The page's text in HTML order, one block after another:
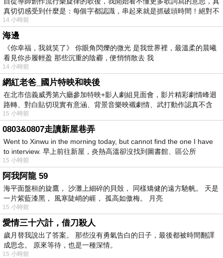
真切切感受到什麼是：每個字都認識，串起來就是抓破頭時間！絕對不
14 小時前
海邊
《你幸福，我就笑了》 你眼角閃爍的微光 是我世界裡，最溫柔的晨曦
看見你步履輕盈 那些沉重的陰霾，便悄悄散去 我
14 小時前
網紅老爸_國片特映和映後
在北市信義威秀第六廳參加特映+影人劇組見面會，影片精彩劇情峰迴
路轉、對白貼切現實有意涵、背景音樂映襯劇情、武打動作認真不含
糊、
15 小時前
0803&0807走讀新屋巷弄
Went to Xinwu in the morning today, but cannot find the one I have
to interview. 早上前往新屋，炎熱高溫卻沒找到圖書館、區公所
15 小時前
阿我阿龍 59
海平面盤桓的旋鷹， 沙灘上細碎的貝殼， 同樣矯健的遠方馳帆。 天是
一片紫藍漆黑， 風寒陡峭的崕， 孤高如傲梅。 月亮
15 小時前
愛情三十六計，借刀殺人
歲月替我說出了答案。 那些沒有勇氣告白的日子，最後都被時間翻譯
成思念。 原來等待，也是一種深情。
15 小時前